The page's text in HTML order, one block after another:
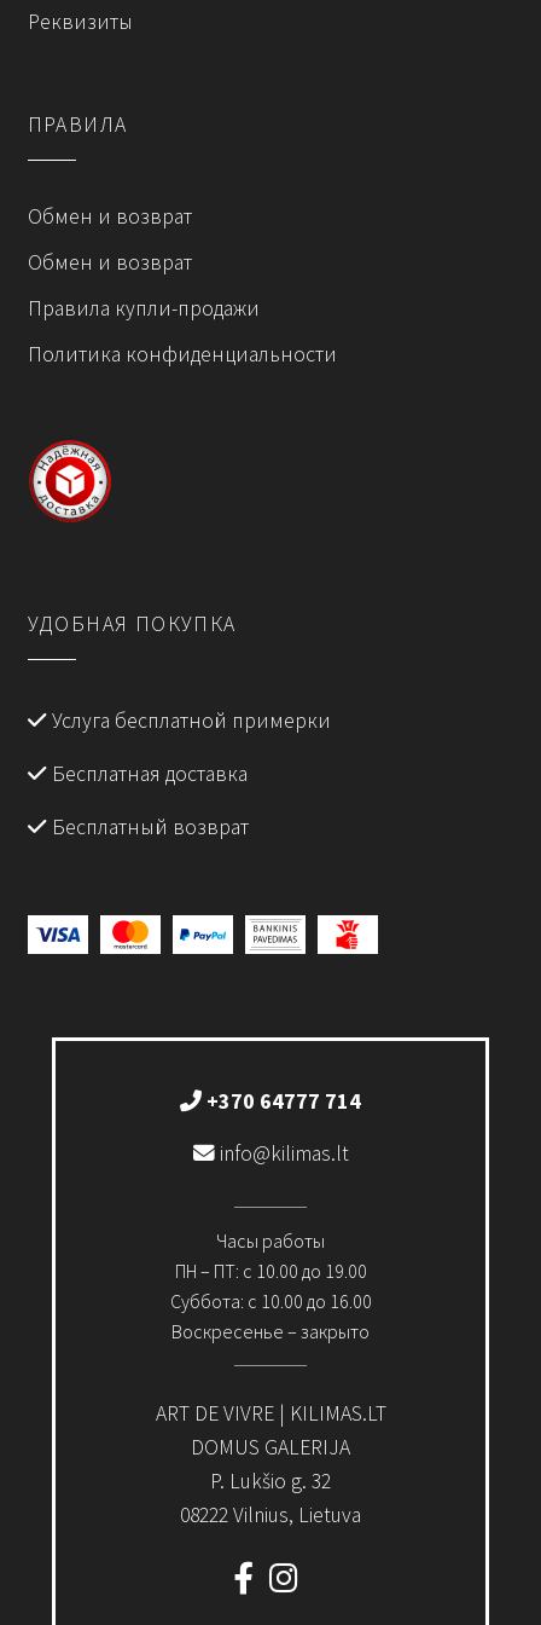
Реквизиты
ПРАВИЛА
Обмен и возврат
Обмен и возврат
Правила купли-продажи
Политика конфиденциальности
УДОБНАЯ ПОКУПКА
Услуга бесплатной примерки
Бесплатная доставка
Бесплатный возврат
+370 64777 714
info@kilimas.lt
Часы работы
ПН – ПТ: с 10.00 до 19.00
Суббота: с 10.00 до 16.00
Воскресенье – закрыто
ART DE VIVRE | KILIMAS.LT
DOMUS GALERIJA
P. Lukšio g. 32
08222 Vilnius, Lietuva